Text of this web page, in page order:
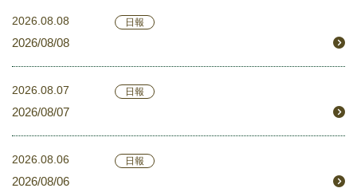
2026.08.08 日報
2026/08/08
2026.08.07 日報
2026/08/07
2026.08.06 日報
2026/08/06